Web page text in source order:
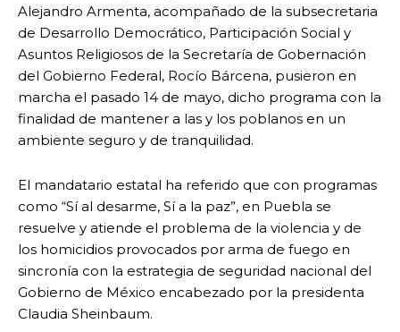
Alejandro Armenta, acompañado de la subsecretaria
de Desarrollo Democrático, Participación Social y
Asuntos Religiosos de la Secretaría de Gobernación
del Gobierno Federal, Rocío Bárcena, pusieron en
marcha el pasado 14 de mayo, dicho programa con la
finalidad de mantener a las y los poblanos en un
ambiente seguro y de tranquilidad.
El mandatario estatal ha referido que con programas
como “Sí al desarme, Sí a la paz”, en Puebla se
resuelve y atiende el problema de la violencia y de
los homicidios provocados por arma de fuego en
sincronía con la estrategia de seguridad nacional del
Gobierno de México encabezado por la presidenta
Claudia Sheinbaum.